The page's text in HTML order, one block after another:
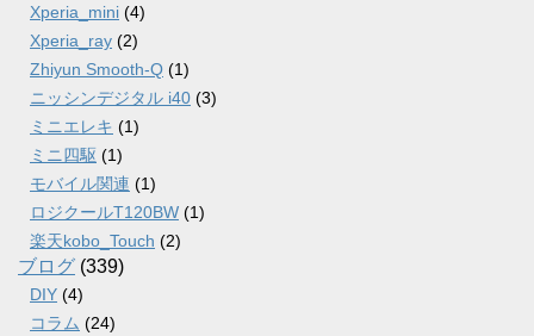
Xperia_mini (4)
Xperia_ray (2)
Zhiyun Smooth-Q (1)
ニッシンデジタル i40 (3)
ミニエレキ (1)
ミニ四駆 (1)
モバイル関連 (1)
ロジクールT120BW (1)
楽天kobo_Touch (2)
ブログ (339)
DIY (4)
コラム (24)